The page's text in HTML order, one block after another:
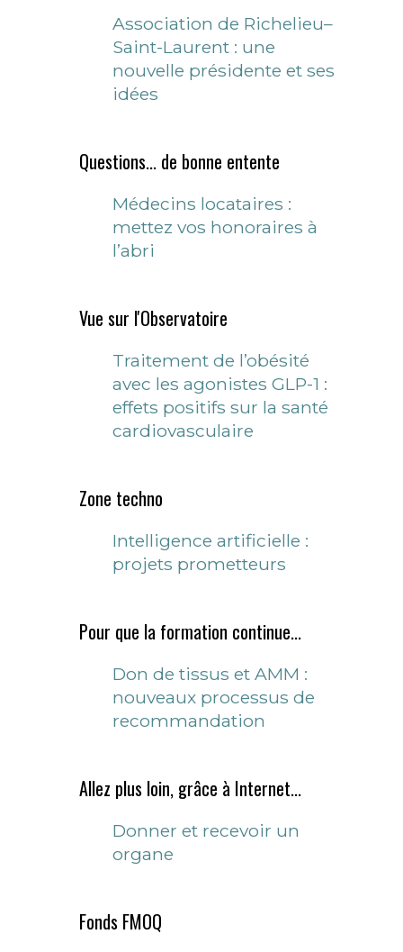
Association de Richelieu–
Saint-Laurent : une
nouvelle présidente et ses
idées
Questions... de bonne entente
Médecins locataires :
mettez vos honoraires à
l’abri
Vue sur l'Observatoire
Traitement de l’obésité
avec les agonistes GLP-1 :
effets positifs sur la santé
cardiovasculaire
Zone techno
Intelligence artificielle :
projets prometteurs
Pour que la formation continue...
Don de tissus et AMM :
nouveaux processus de
recommandation
Allez plus loin, grâce à Internet...
Donner et recevoir un
organe
Fonds FMOQ